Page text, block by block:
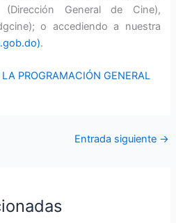
General de Cine),
o accediendo a nuestra
.
PROGRAMACIÓN GENERAL
Entrada siguiente →